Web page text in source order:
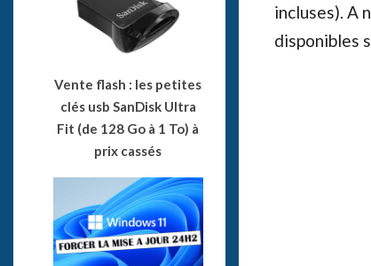
incluses). A
disponibles
Vente flash : les petites
clés usb SanDisk Ultra
Fit (de 128 Go à 1 To) à
prix cassés